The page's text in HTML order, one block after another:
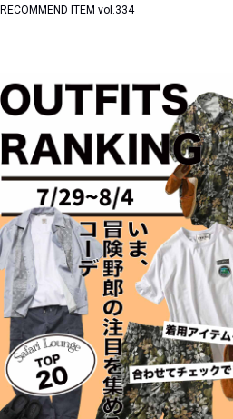
RECOMMEND ITEM vol.334